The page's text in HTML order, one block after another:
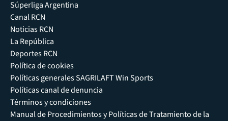
Súperliga Argentina
Canal RCN
Noticias RCN
La República
Deportes RCN
Política de cookies
Políticas generales SAGRILAFT Win Sports
Políticas canal de denuncia
Términos y condiciones
Manual de Procedimientos y Políticas de Tratamiento de la